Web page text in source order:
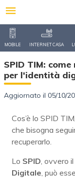
MOBILE INTERNET CASA
SPID TIM:
per l'identità
Aggiornato il 05/10/
Cos’è lo SPID
che bisogna
recuperarlo.
Lo SPID, ovvero il
Digitale, può